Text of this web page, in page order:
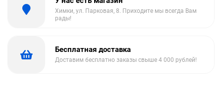
Химки, ул. Парковая, 8. Приходите мы всегда Вам
рады!
Бесплатная доставка
Доставим бесплатно заказы свыше 4 000 рублей!